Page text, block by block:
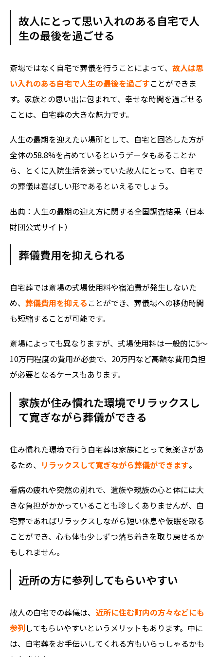
故人にとって思い入れのある自宅で人
生の最後を過ごせる
斎場ではなく自宅で葬儀を行うことによって、 故人は思
い入れのある自宅で人生の最後を過ごすことができま
す。家族との思い出に包まれて、幸せな時間を過ごせる
ことは、自宅葬の大きな魅力です。
人生の最期を迎えたい場所として、自宅と回答した方が
全体の58.8%を占めているというデータもあることか
ら、とくに入院生活を送っていた故人にとって、自宅で
の葬儀は喜ばしい形であるといえるでしょう。
出典： 人生の最期の迎え方に関する全国調査結果（日本
財団公式サイト）
葬儀費用を抑えられる
自宅葬では斎場の式場使用料や宿泊費が発生しないた
め、 葬儀費用を抑えることができ、葬儀場への移動時間
も短縮することが可能です。
斎場によっても異なりますが、式場使用料は一般的に5〜
10万円程度の費用が必要で、20万円など高額な費用負担
が必要となるケースもあります。
家族が住み慣れた環境でリラックスし
て寛ぎながら葬儀ができる
住み慣れた環境で行う自宅葬は家族にとって気楽さがあ
るため、 リラックスして寛ぎながら葬儀ができます。
看病の疲れや突然の別れで、遺族や親族の心と体には大
きな負担がかかっていることも珍しくありませんが、自
宅葬であればリラックスしながら短い休息や仮眠を取る
ことができ、心も体も少しずつ落ち着きを取り戻せるか
もしれません。
近所の方に参列してもらいやすい
故人の自宅での葬儀は、 近所に住む町内の方々などにも
参列してもらいやすいというメリットもあります。中に
は、自宅葬をお手伝いしてくれる方もいらっしゃるかも